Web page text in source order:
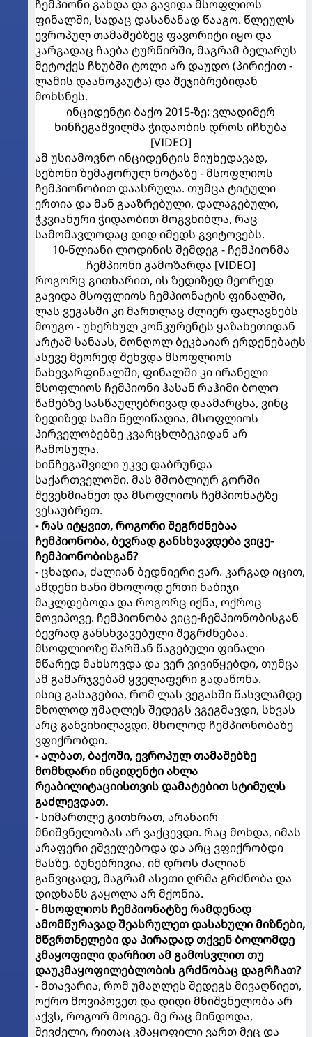
ჩემპიონი გახდა და გავიდა მსოფლიოს
ფინალში, სადაც დასანანად წააგო. წლეულს
ევროპულ თამაშებზეც ფავორიტი იყო და
კარგადაც ჩაება ტურნირში, მაგრამ ბელარუს
მეტოქეს ჩხუბში ტოლი არ დაუდო (პირიქით -
ლამის დაანოკაუტა) და შეჯიბრებიდან
მოხსნეს.
ინციდენტი ბაქო 2015-ზე: ვლადიმერ
ხინჩეგაშვილმა ჭიდაობის დროს იჩხუბა
[VIDEO]
ამ უსიამოვნო ინციდენტის მიუხედავად,
სეზონი ზემაჟორულ ნოტაზე - მსოფლიოს
ჩემპიონობით დაასრულა. თუმცა ტიტული
ერთია და მან გააზრებული, დალაგებული,
ჭკვიანური ჭიდაობით მოგვხიბლა, რაც
სამომავლოდაც დიდ იმედს გვიტოვებს.
10-წლიანი ლოდინის შემდეგ - ჩემპიონმა
ჩემპიონი გამოზარდა [VIDEO]
როგორც გითხარით, ის ზედიზედ მეორედ
გავიდა მსოფლიოს ჩემპიონატის ფინალში,
ლას ვეგასში კი მართლაც ძლიერ ფალავნებს
მოუგო - უხერხულ კონკურენტს ყაზახეთიდან
არტაშ სანაას, მონღოლ ბეკბაიარ ერდენებატს
ასევე მეორედ შეხვდა მსოფლიოს
ნახევარფინალში, ფინალში კი ირანელი
მსოფლიოს ჩემპიონი ჰასან რაჰიმი ბოლო
წამებზე სასწაულებრივად დაამარცხა, ვინც
ზედიზედ სამი წელიწადია, მსოფლიოს
პირველობებზე კვარცხლბეკიდან არ
ჩამოსულა.
ხინჩეგაშვილი უკვე დაბრუნდა
საქართველოში. მას მშობლიურ გორში
შევეხმიანეთ და მსოფლიოს ჩემპიონატზე
ვესაუბრეთ.
- რას იტყვით, როგორი შეგრძნებაა
ჩემპიონობა, ბევრად განსხვავდება ვიცე-
ჩემპიონობისგან?
- ცხადია, ძალიან ბედნიერი ვარ. კარგად იცით,
ამდენი ხანი მხოლოდ ერთი ნაბიჯი
მაკლდებოდა და როგორც იქნა, ოქროც
მოვიპოვე. ჩემპიონობა ვიცე-ჩემპიონობისგან
ბევრად განსხვავებული შეგრძნებაა.
მსოფლიოზე შარშან წაგებული ფინალი
მწარედ მახსოვდა და ვერ ვივიწყებდი, თუმცა
ამ გამარჯვებამ ყველაფერი გადაწონა.
ისიც გასაგებია, რომ ლას ვეგასში წასვლამდე
მხოლოდ უმაღლეს შედეგს ვგეგმავდი, სხვას
არც განვიხილავდი, მხოლოდ ჩემპიონობაზე
ვფიქრობდი.
- ალბათ, ბაქოში, ევროპულ თამაშებზე
მომხდარი ინციდენტი ახლა
რეაბილიტაციისთვის დამატებით სტიმულს
გაძლევდათ.
- სიმართლე გითხრათ, არანაირ
მნიშვნელობას არ ვაქცევდი. რაც მოხდა, იმას
არაფერი ეშველებოდა და არც ვფიქრობდი
მასზე. ბუნებრივია, იმ დროს ძალიან
განვიცადე, მაგრამ ასეთი ღრმა გრძნობა და
დიდხანს გაყოლა არ მქონია.
- მსოფლიოს ჩემპიონატზე რამდენად
ამომწურავად შეასრულეთ დასახული მიზნები,
მწვრთნელები და პირადად თქვენ ბოლომდე
კმაყოფილი დარჩით ამ გამოსვლით თუ
დაუკმაყოფილებლობის გრძნობაც დაგრჩათ?
- მთავარია, რომ უმაღლეს შედეგს მივაღწიეთ,
ოქრო მოვიპოვეთ და დიდი მნიშვნელობა არ
აქვს, როგორ მოიგე. მე რაც მინდოდა,
შევძელი, რითაც კმაყოფილი ვართ მეც და